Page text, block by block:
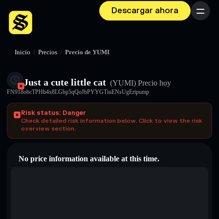
Descargar ahora Menú
Inicio / Precios / Precio de YUMI
Just a cute little cat (YUMI) Precio hoy
FN918obcTPHb4x8LGhp5qQoJbPYYGTiuENsUgErtpump
Risk status: Danger
Check detailed risk information below. Click to view the risk
overview section.
No price information available at this time.